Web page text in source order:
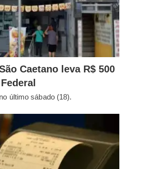
Caetano leva R$ 500
último sábado (18).